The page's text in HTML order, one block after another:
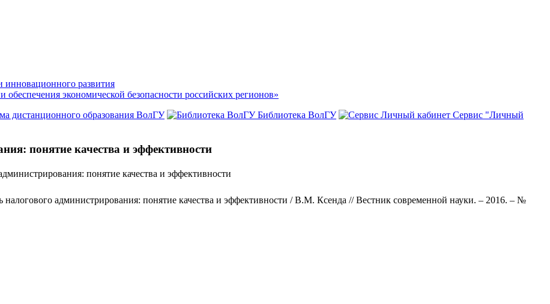
развития
экономической безопасности российских регионов»
дистанционного образования ВолГУ Библиотека ВолГУ
Сервис "Личный
понятие качества и эффективности
понятие качества и эффективности
администрирования: понятие качества и эффективности / В.М. Ксенда // Вестник современной науки. – 2016. – №